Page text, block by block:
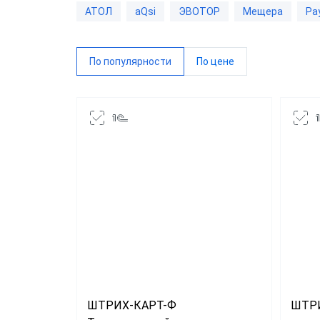
АТОЛ aQsi ЭВОТОР Мещера
По популярности По цене
ШТРИХ-КАРТ-Ф